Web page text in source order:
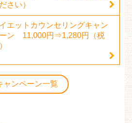
さい）
エットカウンセリングキャン
ン 11,000円⇒1,280円（税
ャンペーン一覧